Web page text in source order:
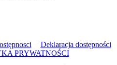
| Deklaracja dostępności
PRYWATNOŚCI